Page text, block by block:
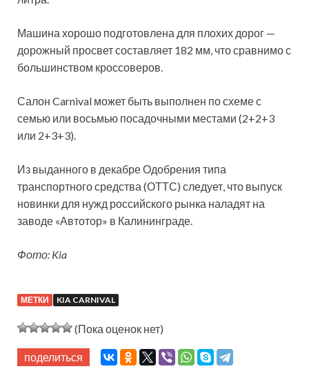
Машина хорошо подготовлена для плохих дорог —
дорожный просвет составляет 182 мм, что сравнимо с
большинством кроссоверов.
Салон Carnival может быть выполнен по схеме с
семью или восьмью посадочными местами (2+2+3
или 2+3+3).
Из выданного в декабре Одобрения типа
транспортного средства (ОТТС) следует, что выпуск
новинки для нужд российского рынка наладят на
заводе «Автотор» в Калининграде.
Фото: Kia
МЕТКИ KIA CARNIVAL
(Пока оценок нет)
поделиться